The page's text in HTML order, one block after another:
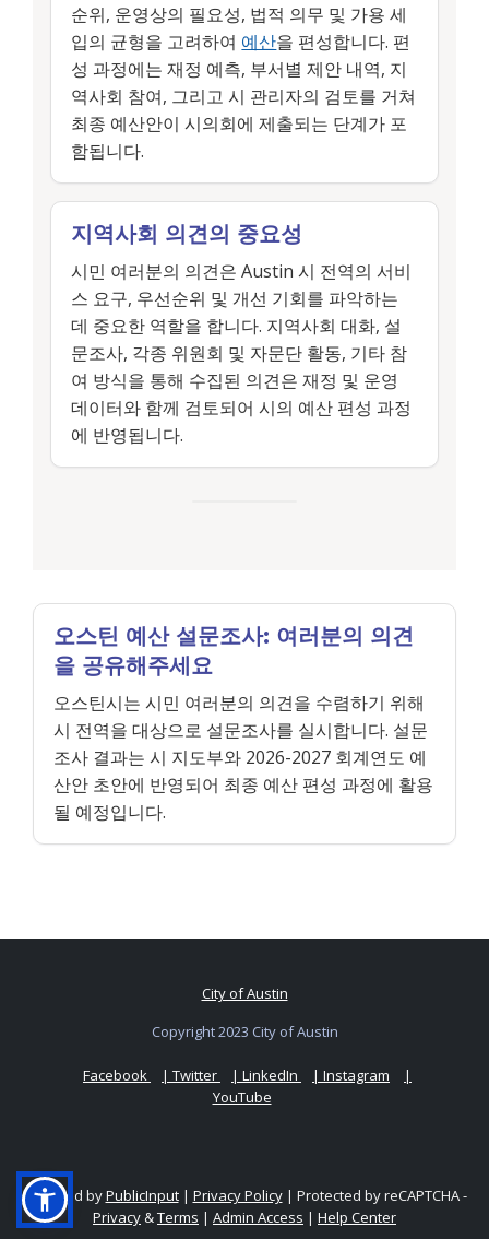
순위, 운영상의 필요성, 법적 의무 및 가용 세
입의 균형을 고려하여 예산을 편성합니다. 편
성 과정에는 재정 예측, 부서별 제안 내역, 지
역사회 참여, 그리고 시 관리자의 검토를 거쳐
최종 예산안이 시의회에 제출되는 단계가 포
함됩니다.
지역사회 의견의 중요성
시민 여러분의 의견은 Austin 시 전역의 서비
스 요구, 우선순위 및 개선 기회를 파악하는
데 중요한 역할을 합니다. 지역사회 대화, 설
문조사, 각종 위원회 및 자문단 활동, 기타 참
여 방식을 통해 수집된 의견은 재정 및 운영
데이터와 함께 검토되어 시의 예산 편성 과정
에 반영됩니다.
오스틴 예산 설문조사: 여러분의 의견
을 공유해주세요
오스틴시는 시민 여러분의 의견을 수렴하기 위해
시 전역을 대상으로 설문조사를 실시합니다. 설문
조사 결과는 시 지도부와 2026-2027 회계연도 예
산안 초안에 반영되어 최종 예산 편성 과정에 활용
될 예정입니다.
City of Austin
Copyright 2023 City of Austin
Facebook | Twitter | LinkedIn | Instagram
|
YouTube
Powered byPublicInput| Privacy Policy| Protected by reCAPTCHA -
Privacy&Terms | Admin Access | Help Center